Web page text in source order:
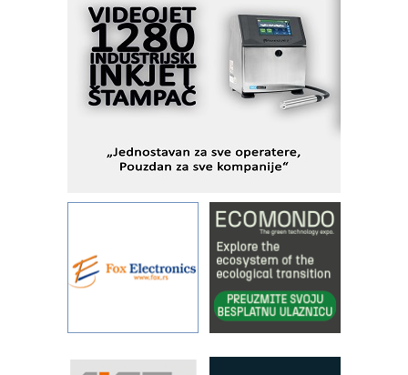
MOTOMAN – NEXT-Robotika vođena
veštačkom inteligencijom
I.SAFE MOBILE revolucioniše
industrijsku automatizaciju
pionirskimmobile operator PANEL-OM
Fleksibilno stezanje i brzo
KIP KOP – napredna rešenja za
savremene industrijske i logističke
Alba d.o.o. – 35 godina preciznosti u
metrologiji i pametnim dozirnim
rešenjima
IBeRTIM - oprema za ispitivanje
STAUFF – Komponente koje
sistema